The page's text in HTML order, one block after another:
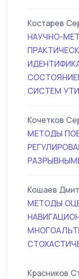
Костарев
НАУЧНО-
СИСТЕМ
Кочетков
МЕТОДЫ
Кошаев
МЕТОДЫ
Красников